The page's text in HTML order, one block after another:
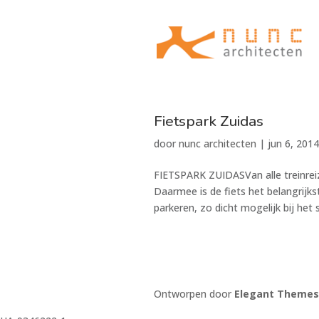
Fietspark Zuidas
door nunc architecten | jun 6, 2014
FIETSPARK ZUIDASVan alle
Daarmee is de fiets het
parkeren, zo dicht mogelijk bij het
Ontworpen door Elegant Themes